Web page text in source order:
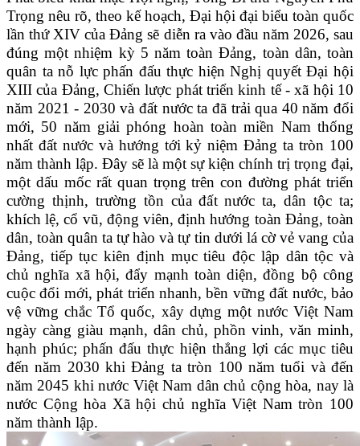
Trọng nêu rõ, theo kế hoạch, Đại hội đại biểu toàn quốc
lần thứ XIV của Đảng sẽ diễn ra vào đầu năm 2026, sau
đúng một nhiệm kỳ 5 năm toàn Đảng, toàn dân, toàn
quân ta nỗ lực phấn đấu thực hiện Nghị quyết Đại hội
XIII của Đảng, Chiến lược phát triển kinh tế - xã hội 10
năm 2021 - 2030 và đất nước ta đã trải qua 40 năm đổi
mới, 50 năm giải phóng hoàn toàn miền Nam thống
nhất đất nước và hướng tới kỷ niệm Đảng ta tròn 100
năm thành lập. Đây sẽ là một sự kiện chính trị trọng đại,
một dấu mốc rất quan trọng trên con đường phát triển
cường thịnh, trường tồn của đất nước ta, dân tộc ta;
khích lệ, cổ vũ, động viên, định hướng toàn Đảng, toàn
dân, toàn quân ta tự hào và tự tin dưới lá cờ vẻ vang của
Đảng, tiếp tục kiên định mục tiêu độc lập dân tộc và
chủ nghĩa xã hội, đẩy mạnh toàn diện, đồng bộ công
cuộc đổi mới, phát triển nhanh, bền vững đất nước, bảo
vệ vững chắc Tổ quốc, xây dựng một nước Việt Nam
ngày càng giàu mạnh, dân chủ, phồn vinh, văn minh,
hạnh phúc; phấn đấu thực hiện thắng lợi các mục tiêu
đến năm 2030 khi Đảng ta tròn 100 năm tuổi và đến
năm 2045 khi nước Việt Nam dân chủ cộng hòa, nay là
nước Cộng hòa Xã hội chủ nghĩa Việt Nam tròn 100
năm thành lập.